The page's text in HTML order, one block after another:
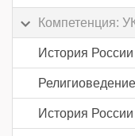
Компетенция:
История России
Религиоведение
История России